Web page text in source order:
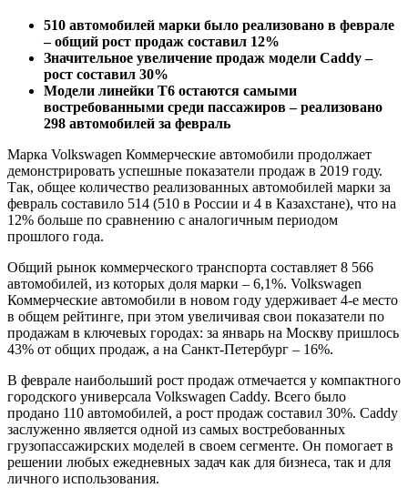
510 автомобилей марки было реализовано в феврале
– общий рост продаж составил 12%
Значительное увеличение продаж модели Caddy –
рост составил 30%
Модели линейки Т6 остаются самыми
востребованными среди пассажиров – реализовано
298 автомобилей за февраль
Марка Volkswagen Коммерческие автомобили продолжает
демонстрировать успешные показатели продаж в 2019 году.
Так, общее количество реализованных автомобилей марки за
февраль составило 514 (510 в России и 4 в Казахстане), что на
12% больше по сравнению с аналогичным периодом
прошлого года.
Общий рынок коммерческого транспорта составляет 8 566
автомобилей, из которых доля марки – 6,1%. Volkswagen
Коммерческие автомобили в новом году удерживает 4-е место
в общем рейтинге, при этом увеличивая свои показатели по
продажам в ключевых городах: за январь на Москву пришлось
43% от общих продаж, а на Санкт-Петербург – 16%.
В феврале наибольший рост продаж отмечается у компактного
городского универсала Volkswagen Caddy. Всего было
продано 110 автомобилей, а рост продаж составил 30%. Caddy
заслуженно является одной из самых востребованных
грузопассажирских моделей в своем сегменте. Он помогает в
решении любых ежедневных задач как для бизнеса, так и для
личного использования.